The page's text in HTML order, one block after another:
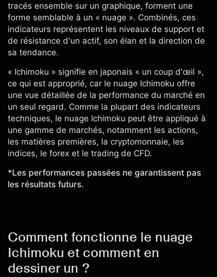
tracés ensemble sur un graphique, forment une
forme semblable à un « nuage ». Combinés, ces
indicateurs représentent les niveaux de support et
de résistance d'un actif, son élan et la direction de
sa tendance.
« Ichimoku » signifie en japonais « un coup d'œil »,
ce qui est approprié, car le nuage Ichimoku offre
une vue détaillée de la performance du marché en
un seul regard. Comme la plupart des indicateurs
techniques, le nuage Ichimoku peut être appliqué à
une gamme de marchés, notamment les actions,
les matières premières, la cryptomonnaie, les
indices, le forex et le trading de CFD.
*Les performances passées ne garantissent pas
les résultats futurs.
Comment fonctionne le nuage
Ichimoku et comment en
dessiner un ?